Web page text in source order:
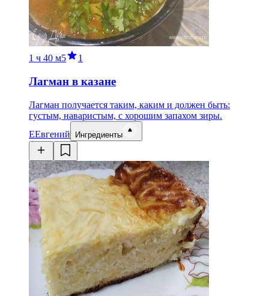
1 ч 40 м5 1
Лагман в казане
Лагман получается таким, каким и должен быть:
густым, наваристым, с хорошим запахом зиры.
ЕЕвгений Ингредиенты